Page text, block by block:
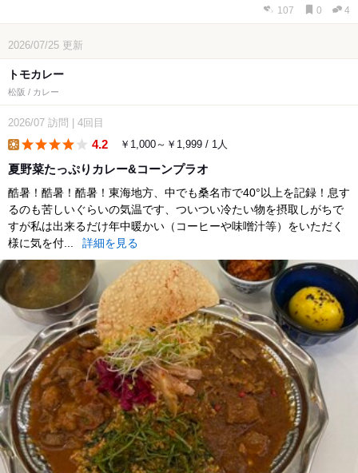
107 0 4
2026/07/25 更新
トモカレー
松阪 / カレー
2026/07 訪問 4回目
4.2 ￥1,000～￥1,999 / 1人
夏野菜たっぷりカレー&コーンプラオ
酷暑！酷暑！酷暑！東海地方、中でも桑名市で40°以上を記録！息す
るのも苦しいぐらいの気温です、ついつい冷たい物を摂取しがちで
すが私は出来るだけ年中暖かい（コーヒーや味噌汁等）をいただく
様に気を付...
詳細を見る